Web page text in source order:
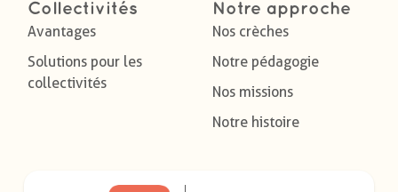
Collectivités
Avantages
Solutions pour les
collectivités
Notre approche
Nos crèches
Notre pédagogie
Nos missions
Notre histoire